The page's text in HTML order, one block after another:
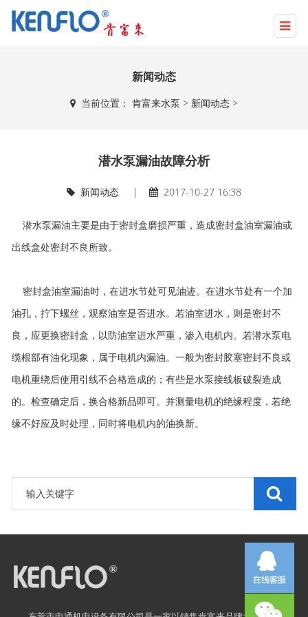
新闻动态
当前位置： 肯富来水泵 > 新闻动态>
潜水泵漏油故障分析
新闻动态| 2017-10-27 16:38
潜水泵漏油主要是由于密封盒磨损严重，造成密封盒油室漏油或
出线盒处密封不良所致。
密封盒油室漏油时，在进水节处可见油迹。在进水节处有一个加
油孔，拧下螺丝，观察油室是否进水。若油室进水，则是密封不
良，应更换密封盒，以防油室进水严重，渗入电机内。若潜水泵电
缆根部有油化现象，属于电机内漏油。一般为密封胶塞密封不良或
电机重绕后使用引线不合格造成的；有些是水泵接线板破裂造成
的。检查确定后，换合格新品即可。并测量电机的绝缘程度 ，若绝
缘不好应及时处理，同时将电机内的油换新。